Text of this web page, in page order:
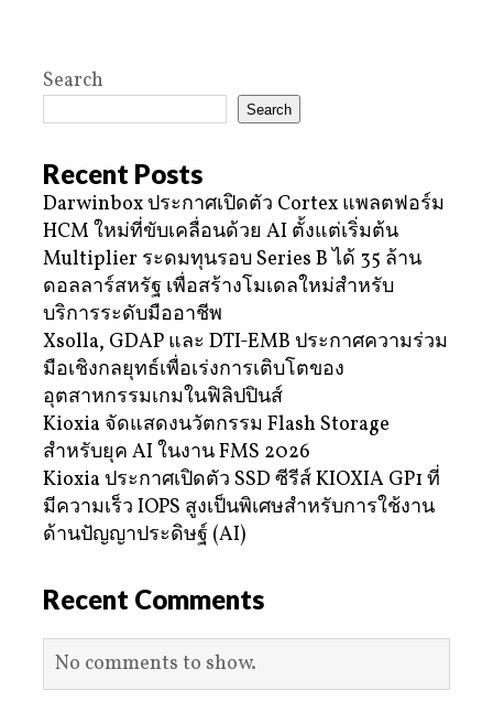
Search
Search
Recent Posts
Darwinbox ประกาศเปิดตัว Cortex แพลตฟอร์ม
HCM ใหม่ที่ขับเคลื่อนด้วย AI ตั้งแต่เริ่มต้น
Multiplier ระดมทุนรอบ Series B ได้ 35 ล้าน
ดอลลาร์สหรัฐ เพื่อสร้างโมเดลใหม่สำหรับ
บริการระดับมืออาชีพ
Xsolla, GDAP และ DTI-EMB ประกาศความร่วม
มือเชิงกลยุทธ์เพื่อเร่งการเติบโตของ
อุตสาหกรรมเกมในฟิลิปปินส์
Kioxia จัดแสดงนวัตกรรม Flash Storage
สำหรับยุค AI ในงาน FMS 2026
Kioxia ประกาศเปิดตัว SSD ซีรีส์ KIOXIA GP1 ที่
มีความเร็ว IOPS สูงเป็นพิเศษสำหรับการใช้งาน
ด้านปัญญาประดิษฐ์ (AI)
Recent Comments
No comments to show.